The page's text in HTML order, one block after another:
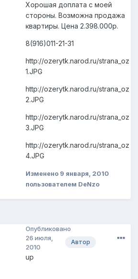
Хорошая доплата с моей
стороны. Возможна продажа
квартиры. Цена 2.398.000р.
8(916)011-21-31
http://ozerytk.narod.ru/strana_oz
1.JPG
http://ozerytk.narod.ru/strana_oz
2.JPG
http://ozerytk.narod.ru/strana_oz
3.JPG
http://ozerytk.narod.ru/strana_oz
4.JPG
Изменено 9 января, 2010
пользователем DeNzo
Автор
Опубликовано
26 июля,
2010
up